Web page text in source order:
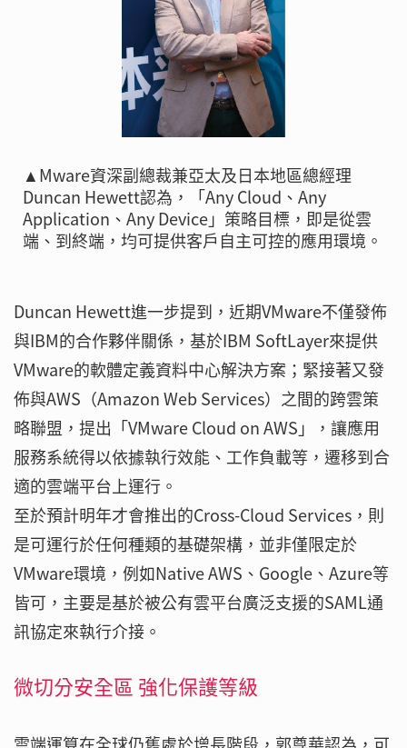
▲Mware資深副總裁兼亞太及日本地區總經理
Duncan Hewett認為，「Any Cloud、Any
Application、Any Device」策略目標，即是從雲
端、到終端，均可提供客戶自主可控的應用環境。
Duncan Hewett進一步提到，近期VMware不僅發佈
與IBM的合作夥伴關係，基於IBM SoftLayer來提供
VMware的軟體定義資料中心解決方案；緊接著又發
佈與AWS（Amazon Web Services）之間的跨雲策
略聯盟，提出「VMware Cloud on AWS」，讓應用
服務系統得以依據執行效能、工作負載等，遷移到合
適的雲端平台上運行。
至於預計明年才會推出的Cross-Cloud Services，則
是可運行於任何種類的基礎架構，並非僅限定於
VMware環境，例如Native AWS、Google、Azure等
皆可，主要是基於被公有雲平台廣泛支援的SAML通
訊協定來執行介接。
微切分安全區 強化保護等級